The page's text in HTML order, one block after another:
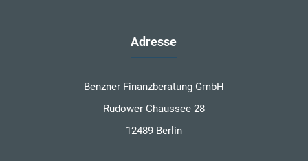
Adresse
Benzner Finanzberatung GmbH
Rudower Chaussee 28
12489 Berlin